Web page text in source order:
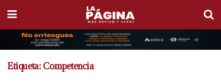
Etiqueta: Competencia